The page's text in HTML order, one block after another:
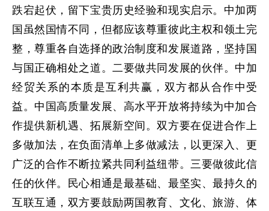
跌宕起伏，留下宝贵历史经验和现实启示。中加两
国虽然国情不同，但都应该尊重彼此主权和领土完
整，尊重各自选择的政治制度和发展道路，坚持国
与国正确相处之道。二要做共同发展的伙伴。中加
经贸关系的本质是互利共赢，双方都从合作中受
益。中国高质量发展、高水平开放将持续为中加合
作提供新机遇、拓展新空间。双方要在促进合作上
多做加法，在负面清单上多做减法，以更深入、更
广泛的合作不断拉紧共同利益纽带。三要做彼此信
任的伙伴。民心相通是最基础、最坚实、最持久的
互联互通，双方要鼓励两国教育、文化、旅游、体